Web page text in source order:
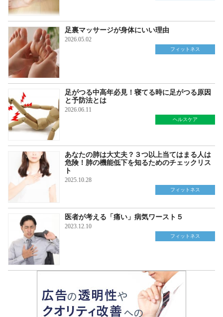
足裏マッサージが身体にいい理由
2026.05.02
フィットネス
足がつる中高年必見！寝てる時に足がつる原因
と予防法とは
2026.06.11
ヘルスケア
あなたの肺は大丈夫？３つ以上当てはまる人は
危険！肺の機能低下を知るためのチェックリス
ト
2025.10.28
フィットネス
医者が考える「痛い」病気ワースト５
2023.12.10
フィットネス